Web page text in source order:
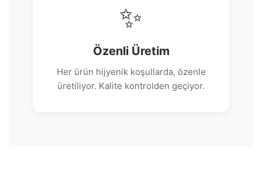
✨
Özenli Üretim
Her ürün hijyenik koşullarda, özenle
üretiliyor. Kalite kontrolden geçiyor.